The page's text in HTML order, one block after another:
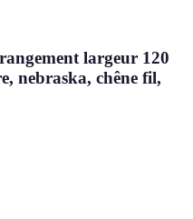
largeur 120
nebraska, chêne fil,